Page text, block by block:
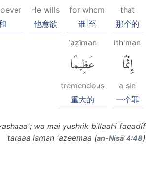
that
那个的
for whom
谁|至
He wills
他意欲
ith'man
إِثْمًا
a sin
一个罪
ʿaẓīman
عَظِيمًا
tremendous
重大的
wa mai yushrik billaahi faqadif
taraaa isman 'azeemaa (an-Nisāʾ 4:48)